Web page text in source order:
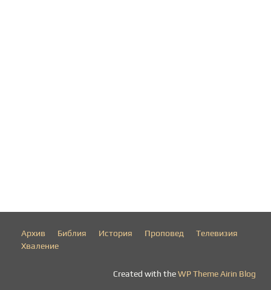
Архив Библия История Проповед
Телевизия
Хваление
Created with theWP Theme Airin Blog